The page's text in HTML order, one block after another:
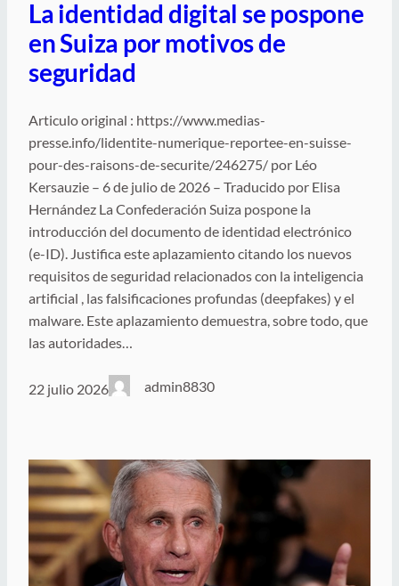
La identidad digital se pospone
en Suiza por motivos de
seguridad
Articulo original : https://www.medias-
presse.info/lidentite-numerique-reportee-en-suisse-
pour-des-raisons-de-securite/246275/ por Léo
Kersauzie – 6 de julio de 2026 – Traducido por Elisa
Hernández La Confederación Suiza pospone la
introducción del documento de identidad electrónico
(e-ID). Justifica este aplazamiento citando los nuevos
requisitos de seguridad relacionados con la inteligencia
artificial , las falsificaciones profundas (deepfakes) y el
malware. Este aplazamiento demuestra, sobre todo, que
las autoridades…
22 julio 2026 admin8830